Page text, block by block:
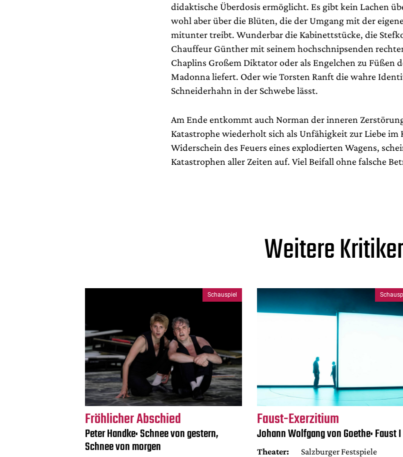
didaktische Überdosis ermöglicht. Es gibt kein Lachen
wohl aber über die Blüten, die der Umgang mit der
mitunter treibt. Wunderbar die Kabinettstücke, die
Chauffeur Günther mit seinem hochschnipsenden
Chaplins Großem Diktator oder als Engelchen zu Füßen
Madonna liefert. Oder wie Torsten Ranft die wahre
Schneiderhahn in der Schwebe lässt.
Am Ende entkommt auch Norman der inneren
Katastrophe wiederholt sich als Unfähigkeit zur Liebe im
Widerschein des Feuers eines explodierten Wagens,
Katastrophen aller Zeiten auf. Viel Beifall ohne falsche
Weitere
Schauspiel
Fröhlicher Abschied
Peter Handke: Schnee von gestern,
Schnee von morgen
Faust-Exerzitium
Johann Wolfgang von Goethe: Faust I
Theater:
Salzburger Festspiele